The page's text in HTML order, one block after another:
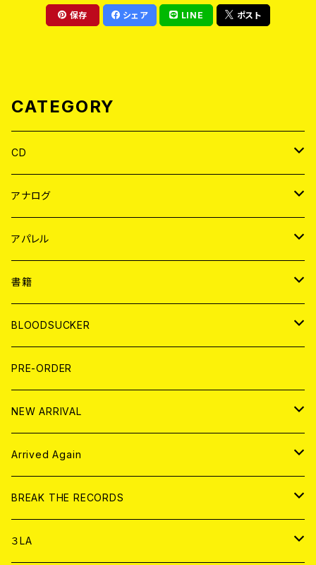
保存 シェア LINE ポスト
CATEGORY
CD
JAPAN
WORLD
アナログ
JAPAN
７EP
LP
WORLD
7EP
LP
アパレル
JAPAN
T-shirt
HOOD
WORLD
T-shirt
HOOD
書籍
MAGAZINE
BOLLOCKS
EL ZINE
写真集 (PHOTOBOOK)
BLOODSUCKER
CD
アナログ
アパレル
書籍
DIGITAL CONTENTS
PRE-ORDER
NEW ARRIVAL
CD
アナログ
Arrived Again
CD
アナログ
BREAK THE RECORDS
CD
３LA